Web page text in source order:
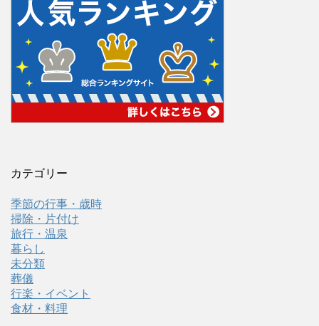
カテゴリー
季節の行事・歳時
掃除・片付け
旅行・温泉
暮らし
未分類
葬儀
行楽・イベント
食材・料理